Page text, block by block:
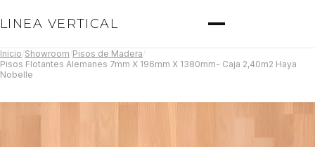
LINEA VERTICAL
Inicio Showroom Pisos de Madera
Pisos Flotantes Alemanes 7mm X 196mm X 1380mm- Caja 2,40m2 Haya
Nobelle